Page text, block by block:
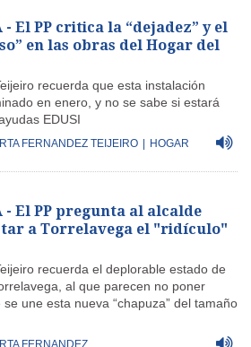
- El PP critica la “dejadez” y el
en las obras del Hogar del
recuerda que esta instalación
en enero, y no se sabe si estará
EDUSI
FERNANDEZ TEIJEIRO
HOGAR
- El PP pregunta al alcalde
a Torrelavega el "ridículo"
recuerda el deplorable estado de
al que parecen no poner
une esta nueva “chapuza” del tamaño
FERNANDEZ